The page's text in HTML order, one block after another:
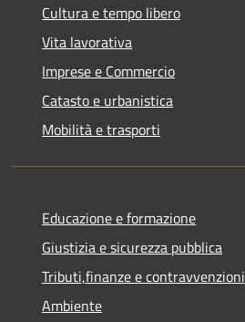
Cultura e tempo libero
Vita lavorativa
Imprese e Commercio
Catasto e urbanistica
Mobilità e trasporti
Educazione e formazione
Giustizia e sicurezza pubblica
Tributi,finanze e contravvenzioni
Ambiente